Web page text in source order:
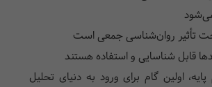
می‌شود
تحت تأثیر روان‌شناسی جمعی است
قابل شناسایی و استفاده هستند
اولین گام برای ورود به دنیای تحلیل